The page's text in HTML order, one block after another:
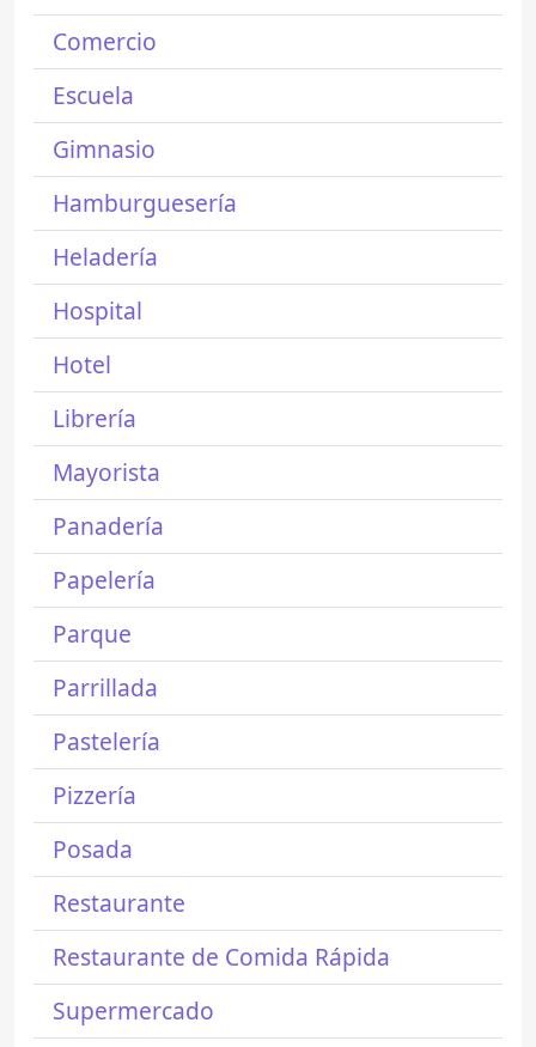
Comercio
Escuela
Gimnasio
Hamburguesería
Heladería
Hospital
Hotel
Librería
Mayorista
Panadería
Papelería
Parque
Parrillada
Pastelería
Pizzería
Posada
Restaurante
Restaurante de Comida Rápida
Supermercado